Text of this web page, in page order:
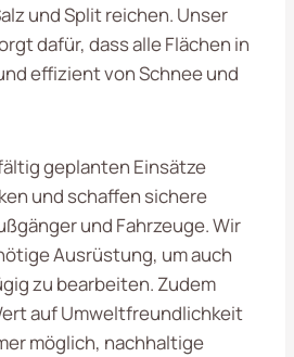
und Split reichen. Unser
dafür, dass alle Flächen in
effizient von Schnee und
geplanten Einsätze
und schaffen sichere
und Fahrzeuge. Wir
Ausrüstung, um auch
zu bearbeiten. Zudem
auf Umweltfreundlichkeit
möglich, nachhaltige